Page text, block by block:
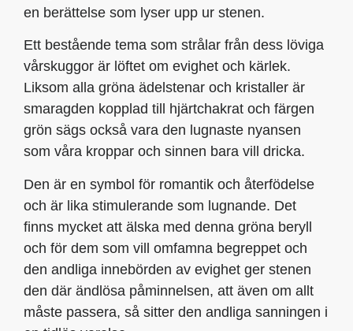
en berättelse som lyser upp ur stenen.
Ett bestående tema som strålar från dess löviga
vårskuggor är löftet om evighet och kärlek.
Liksom alla gröna ädelstenar och kristaller är
smaragden kopplad till hjärtchakrat och färgen
grön sägs också vara den lugnaste nyansen
som våra kroppar och sinnen bara vill dricka.
Den är en symbol för romantik och återfödelse
och är lika stimulerande som lugnande. Det
finns mycket att älska med denna gröna beryll
och för dem som vill omfamna begreppet och
den andliga innebörden av evighet ger stenen
den där ändlösa påminnelsen, att även om allt
måste passera, så sitter den andliga sanningen i